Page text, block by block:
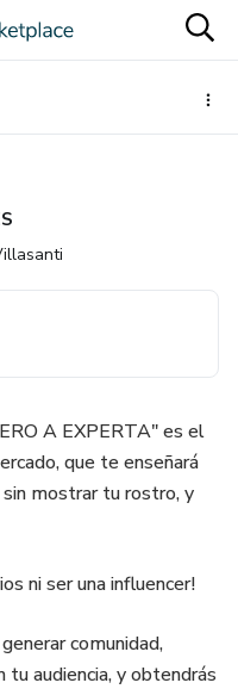
A EXPERTA" es el
que te enseñará
mostrar tu rostro, y
ni ser una influencer!
comunidad,
audiencia, y obtendrás